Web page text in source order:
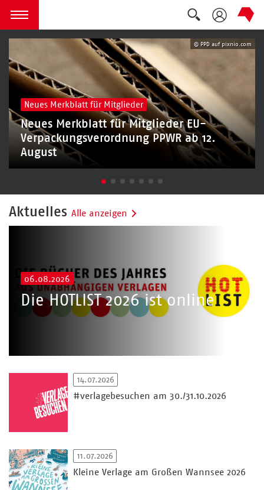
zum Inhalt springen
Menü öffnen
Suche
Landesverband Berlin-
Neues Merkblatt für Mitglieder
Neues Merkblatt für Mitglieder EU-
Verpackungsverordnung PPWR ab 12.
August
© PPD auf pixnio.com
Aktuelles Alle anzeigen
06.08.2026
Die HOTLIST 2026 ist online
14.07.2026
#verlagebesuchen am 30./31.10.2026
11.07.2026
Kleine Verlage am Großen Wannsee 2026